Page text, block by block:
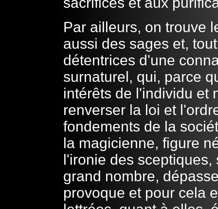
Par ailleurs, on trouve
aussi des sages et,
détentrices d'une
surnaturel, qui, parce
intérêts de l'individu et
renverser la loi et
fondements de la
la magicienne, figure
l'ironie des
grand nombre,
provoque et pour cela